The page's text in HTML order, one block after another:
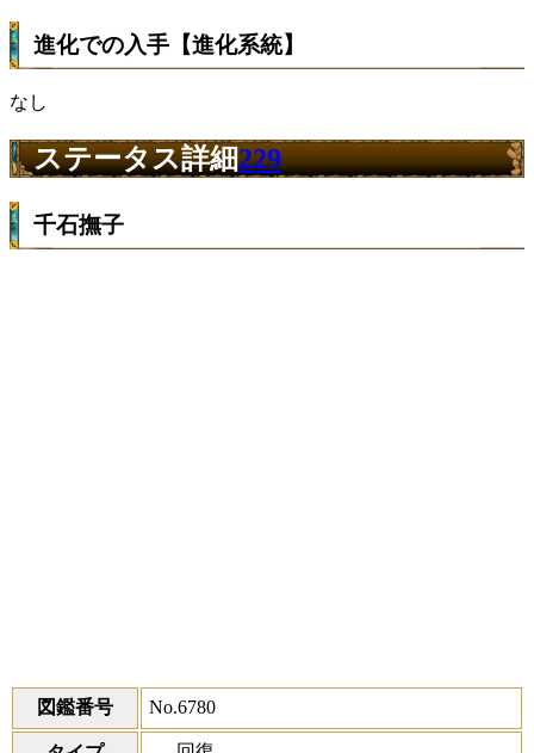
進化での入手【進化系統】
なし
ステータス詳細229
千石撫子
図鑑番号 No.6780